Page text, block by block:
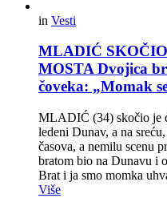
in Vesti
MLADIĆ
MOSTA Dvojica
čoveka: „Momak
MLADIĆ (34) skočio je
ledeni Dunav, a na
časova, a nemilu scenu
bratom bio na Dunavu i
Brat i ja smo momka
Više